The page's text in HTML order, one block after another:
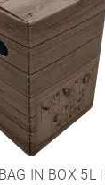
IN BOX 5L |